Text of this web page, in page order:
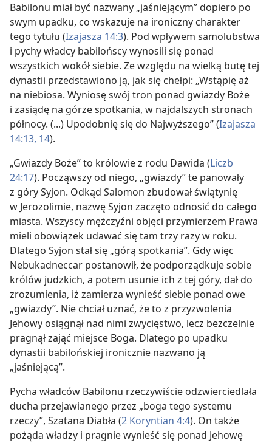
Babilonu miał być nazwany „jaśniejącym” dopiero po
swym upadku, co wskazuje na ironiczny charakter
tego tytułu (Izajasza 14:3). Pod wpływem samolubstwa
i pychy władcy babilońscy wynosili się ponad
wszystkich wokół siebie. Ze względu na wielką butę tej
dynastii przedstawiono ją, jak się chełpi: „Wstąpię aż
na niebiosa. Wyniosę swój tron ponad gwiazdy Boże
i zasiądę na górze spotkania, w najdalszych stronach
północy. (...) Upodobnię się do Najwyższego” (Izajasza
14:13, 14).
„Gwiazdy Boże” to królowie z rodu Dawida (Liczb
24:17). Począwszy od niego, „gwiazdy” te panowały
z góry Syjon. Odkąd Salomon zbudował świątynię
w Jerozolimie, nazwę Syjon zaczęto odnosić do całego
miasta. Wszyscy mężczyźni objęci przymierzem Prawa
mieli obowiązek udawać się tam trzy razy w roku.
Dlatego Syjon stał się „górą spotkania”. Gdy więc
Nebukadneccar postanowił, że podporządkuje sobie
królów judzkich, a potem usunie ich z tej góry, dał do
zrozumienia, iż zamierza wynieść siebie ponad owe
„gwiazdy”. Nie chciał uznać, że to z przyzwolenia
Jehowy osiągnął nad nimi zwycięstwo, lecz bezczelnie
pragnął zająć miejsce Boga. Dlatego po upadku
dynastii babilońskiej ironicznie nazwano ją
„jaśniejącą”.
Pycha władców Babilonu rzeczywiście odzwierciedlała
ducha przejawianego przez „boga tego systemu
rzeczy”, Szatana Diabła (2 Koryntian 4:4). On także
pożąda władzy i pragnie wynieść się ponad Jehowę